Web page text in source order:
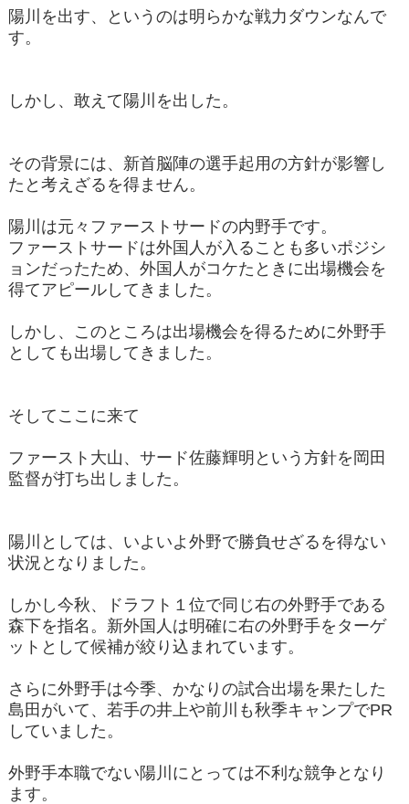
陽川を出す、というのは明らかな戦力ダウンなんで
す。
しかし、敢えて陽川を出した。
その背景には、新首脳陣の選手起用の方針が影響し
たと考えざるを得ません。
陽川は元々ファーストサードの内野手です。
ファーストサードは外国人が入ることも多いポジシ
ョンだったため、外国人がコケたときに出場機会を
得てアピールしてきました。
しかし、このところは出場機会を得るために外野手
としても出場してきました。
そしてここに来て
ファースト大山、サード佐藤輝明という方針を岡田
監督が打ち出しました。
陽川としては、いよいよ外野で勝負せざるを得ない
状況となりました。
しかし今秋、ドラフト１位で同じ右の外野手である
森下を指名。新外国人は明確に右の外野手をターゲ
ットとして候補が絞り込まれています。
さらに外野手は今季、かなりの試合出場を果たした
島田がいて、若手の井上や前川も秋季キャンプでPR
していました。
外野手本職でない陽川にとっては不利な競争となり
ます。